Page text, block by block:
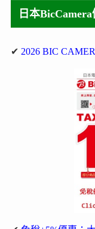
日本
✔ 2026 BIC